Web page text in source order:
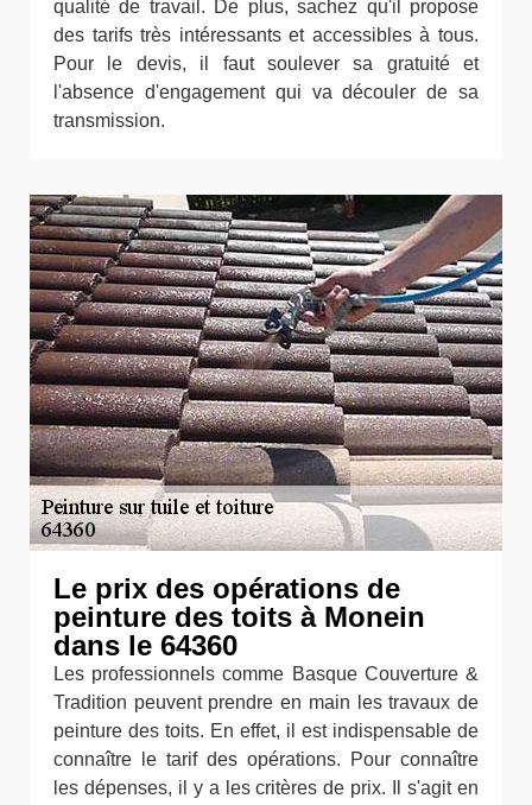
qualité de travail. De plus, sachez qu'il propose
des tarifs très intéressants et accessibles à tous.
Pour le devis, il faut soulever sa gratuité et
l'absence d'engagement qui va découler de sa
transmission.
Le prix des opérations de
peinture des toits à Monein
dans le 64360
Les professionnels comme Basque Couverture &
Tradition peuvent prendre en main les travaux de
peinture des toits. En effet, il est indispensable de
connaître le tarif des opérations. Pour connaître
les dépenses, il y a les critères de prix. Il s'agit en